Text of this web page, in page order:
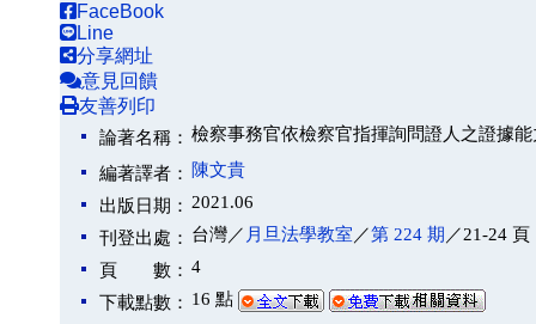
FaceBook
Line
分享網址
意見回饋
友善列印
論著名稱： 檢察事務官依檢察官指揮詢問證人之證據能
編著譯者：
陳文貴
出版日期： 2021.06
刊登出處： 台灣／ 月旦法學教室 ／第 224 期 ／21-24 頁
頁 數： 4
下載點數： 16 點